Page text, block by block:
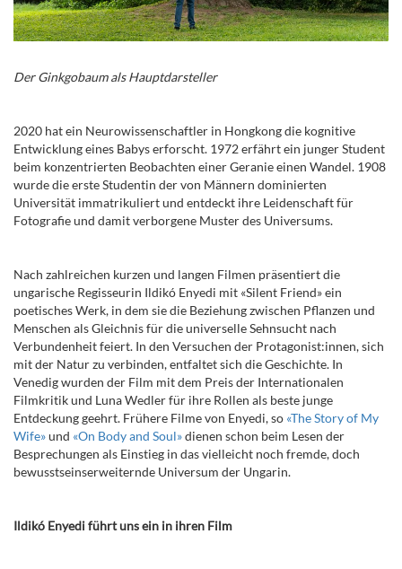
Der Ginkgobaum als Hauptdarsteller
2020 hat ein Neurowissenschaftler in Hongkong die kognitive
Entwicklung eines Babys erforscht. 1972 erfährt ein junger Student
beim konzentrierten Beobachten einer Geranie einen Wandel. 1908
wurde die erste Studentin der von Männern dominierten
Universität immatrikuliert und entdeckt ihre Leidenschaft für
Fotografie und damit verborgene Muster des Universums.
Nach zahlreichen kurzen und langen Filmen präsentiert die
ungarische Regisseurin Ildikó Enyedi mit «Silent Friend» ein
poetisches Werk, in dem sie die Beziehung zwischen Pflanzen und
Menschen als Gleichnis für die universelle Sehnsucht nach
Verbundenheit feiert. In den Versuchen der Protagonist:innen, sich
mit der Natur zu verbinden, entfaltet sich die Geschichte. In
Venedig wurden der Film mit dem Preis der Internationalen
Filmkritik und Luna Wedler für ihre Rollen als beste junge
Entdeckung geehrt. Frühere Filme von Enyedi, so «The Story of My
Wife»und «On Body and Soul»dienen schon beim Lesen der
Besprechungen als Einstieg in das vielleicht noch fremde, doch
bewusstseinserweiternde Universum der Ungarin.
Ildikó Enyedi führt uns ein in ihren Film